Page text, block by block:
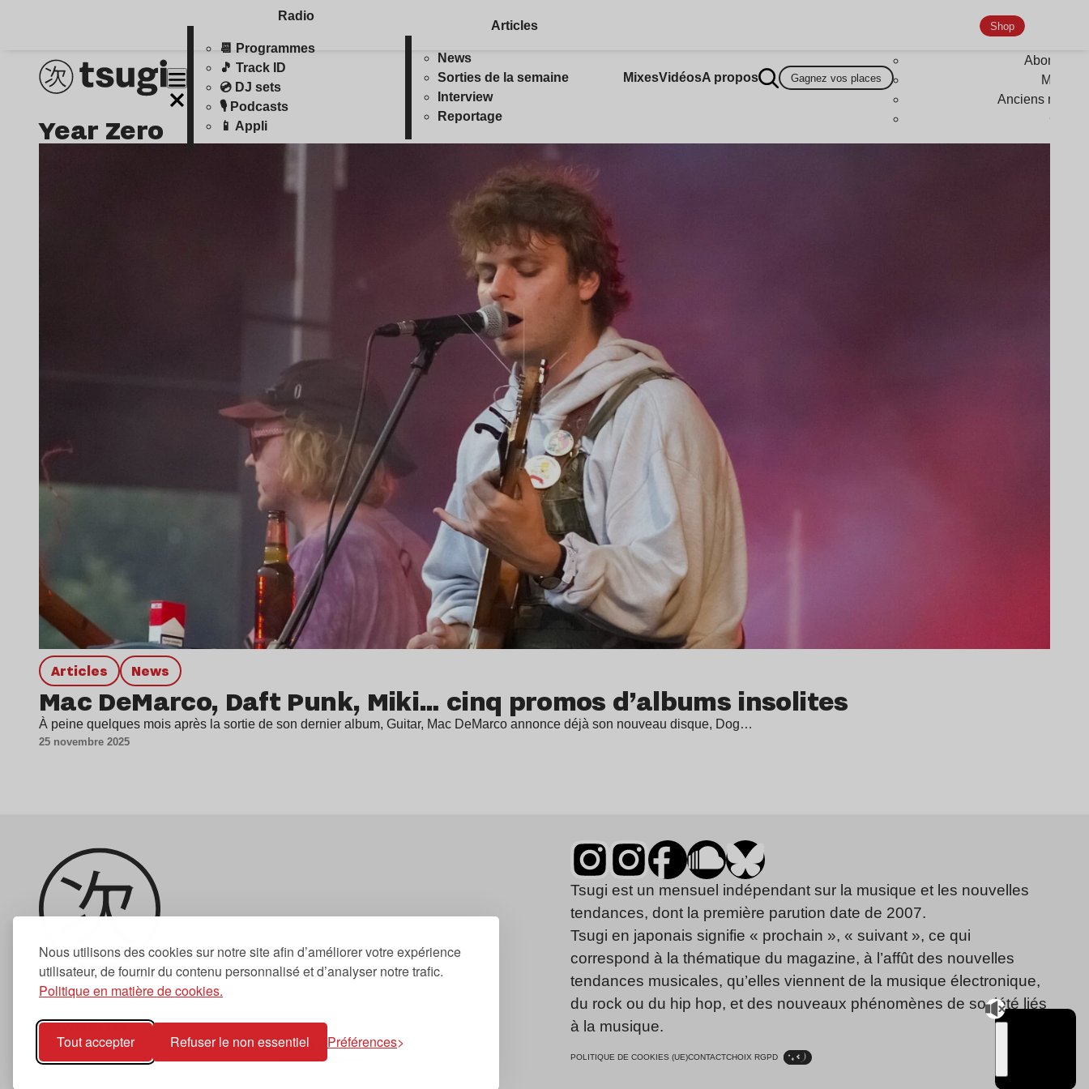
Nous utilisons des cookies sur notre site afin d’améliorer votre expérience
utilisateur, de fournir du contenu personnalisé et d’analyser notre trafic.
Politique en matière de cookies.
Tout accepter Refuser le non essentiel Préférences
Radio
📆 Programmes
🎵 Track ID
💿 DJ sets
🎙️ Podcasts
📱 Appli
Articles
News
Sorties de la semaine
Interview
Reportage
MixesVidéosA propos Gagnez vos places
Shop
Anciens
Year Zero
Articles news
Mac DeMarco, Daft Punk, Miki… cinq promos d’albums insolites
À peine quelques mois après la sortie de son dernier album, Guitar, Mac DeMarco annonce déjà son nouveau disque, Dog…
25 novembre 2025
Newsletter
S'abonner
Tsugi est un mensuel indépendant sur la musique et les nouvelles
tendances, dont la première parution date de 2007.
Tsugi en japonais signifie « prochain », « suivant », ce qui
correspond à la thématique du magazine, à l’affût des nouvelles
tendances musicales, qu’elles viennent de la musique électronique,
du rock ou du hip hop, et des nouveaux phénomènes de société liés
à la musique.
POLITIQUE DE COOKIES (UE)CONTACTCHOIX RGPD